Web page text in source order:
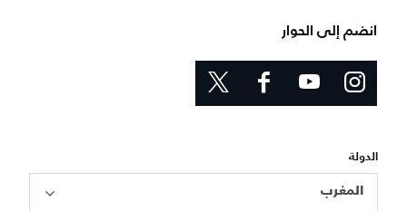
انضم إلى الحوار
الدولة
المغرب